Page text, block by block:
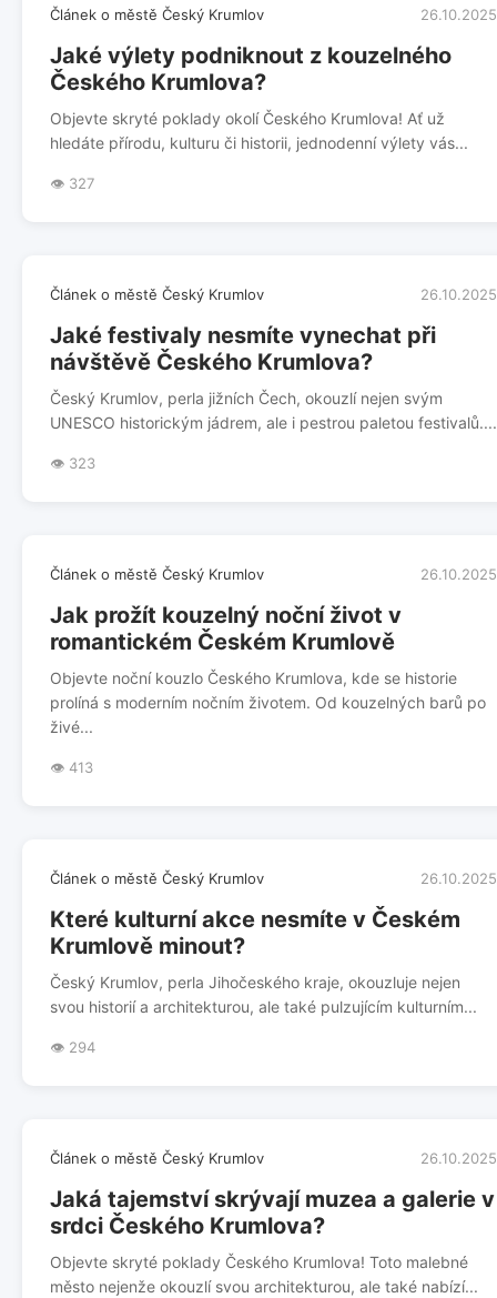
Článek o městě Český Krumlov 26.10.2025
Jaké výlety podniknout z kouzelného
Českého Krumlova?
Objevte skryté poklady okolí Českého Krumlova! Ať už
hledáte přírodu, kulturu či historii, jednodenní výlety vás...
👁️ 327
Článek o městě Český Krumlov 26.10.2025
Jaké festivaly nesmíte vynechat při
návštěvě Českého Krumlova?
Český Krumlov, perla jižních Čech, okouzlí nejen svým
UNESCO historickým jádrem, ale i pestrou paletou festivalů....
👁️ 323
Článek o městě Český Krumlov 26.10.2025
Jak prožít kouzelný noční život v
romantickém Českém Krumlově
Objevte noční kouzlo Českého Krumlova, kde se historie
prolíná s moderním nočním životem. Od kouzelných barů po
živé...
👁️ 413
Článek o městě Český Krumlov 26.10.2025
Které kulturní akce nesmíte v Českém
Krumlově minout?
Český Krumlov, perla Jihočeského kraje, okouzluje nejen
svou historií a architekturou, ale také pulzujícím kulturním...
👁️ 294
Článek o městě Český Krumlov 26.10.2025
Jaká tajemství skrývají muzea a galerie v
srdci Českého Krumlova?
Objevte skryté poklady Českého Krumlova! Toto malebné
město nejenže okouzlí svou architekturou, ale také nabízí...